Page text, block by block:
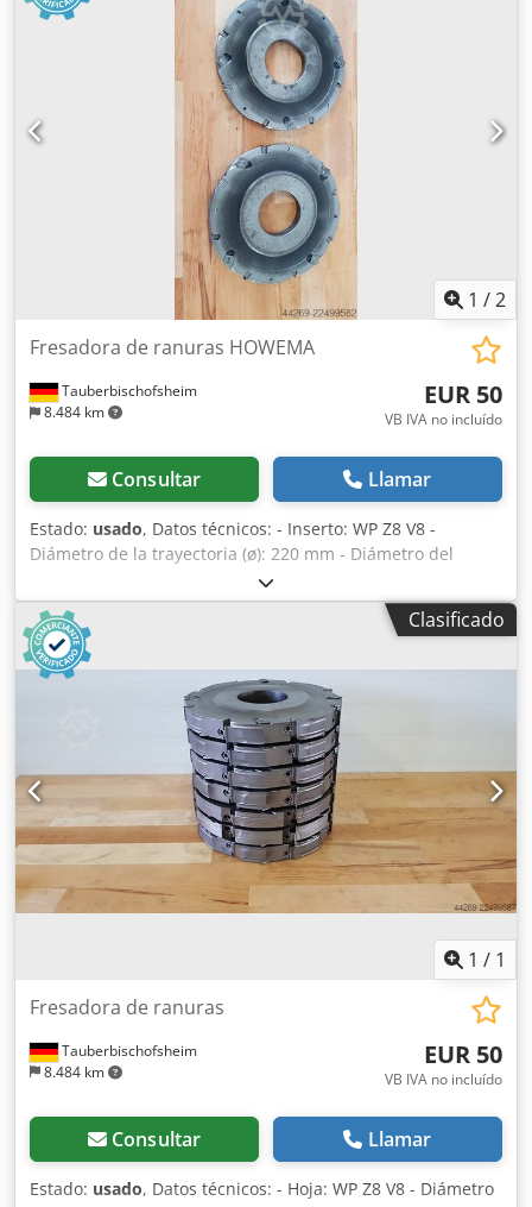
1 /2
Tauberbischofsheim
8.484 km
Fresadora de ranuras HOWEMA
EUR 50
VB IVA no incluído
Consultar Llamar
Estado: usado, Datos técnicos: - Inserto: WP Z8 V8 -
Diámetro de la trayectoria (ø): 220 mm - Diámetro del
orificio: 70 mm - Longitud: 10 mm - Material: Acero -
Disponibilidad: 16 Chedpfxozryi Ts Alasa
Clasificado
1 / 1
Tauberbischofsheim
8.484 km
Fresadora de ranuras
EUR 50
VB IVA no incluído
Consultar Llamar
Estado: usado, Datos técnicos: - Hoja: WP Z8 V8 - Diámetro